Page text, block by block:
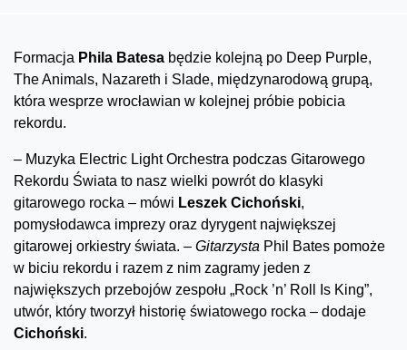
Formacja Phila Batesa będzie kolejną po Deep Purple,
The Animals, Nazareth i Slade, międzynarodową grupą,
która wesprze wrocławian w kolejnej próbie pobicia
rekordu.
– Muzyka Electric Light Orchestra podczas Gitarowego
Rekordu Świata to nasz wielki powrót do klasyki
gitarowego rocka – mówi Leszek Cichoński,
pomysłodawca imprezy oraz dyrygent największej
gitarowej orkiestry świata. – Gitarzysta Phil Bates pomoże
w biciu rekordu i razem z nim zagramy jeden z
największych przebojów zespołu „Rock ’n’ Roll Is King”,
utwór, który tworzył historię światowego rocka – dodaje
Cichoński.